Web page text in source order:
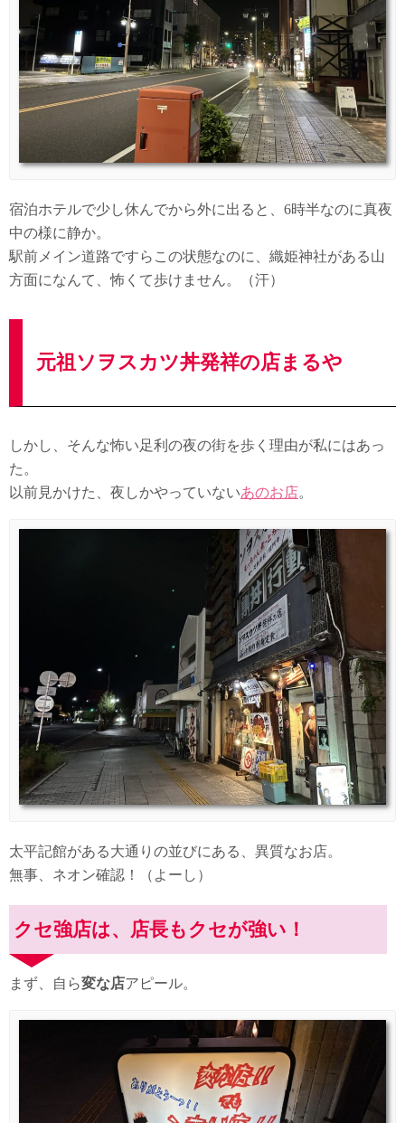
宿泊ホテルで少し休んでから外に出ると、6時半なのに真夜
中の様に静か。
駅前メイン道路ですらこの状態なのに、織姫神社がある山
方面になんて、怖くて歩けません。（汗）
元祖ソヲスカツ丼発祥の店まるや
しかし、そんな怖い足利の夜の街を歩く理由が私にはあっ
た。
以前見かけた、夜しかやっていないあのお店。
太平記館がある大通りの並びにある、異質なお店。
無事、ネオン確認！（よーし）
クセ強店は、店長もクセが強い！
まず、自ら変な店アピール。